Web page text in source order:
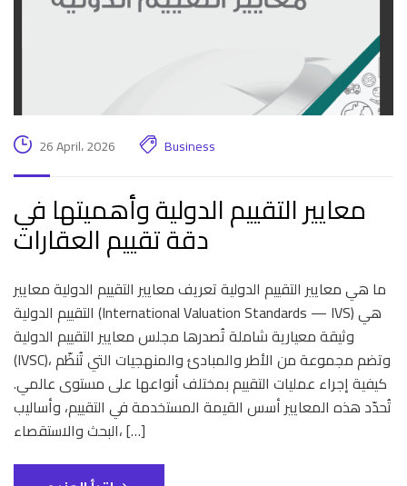
26 April، 2026 Business
معايير التقييم الدولية وأهميتها في
دقة تقييم العقارات
ما هي معايير التقييم الدولية تعريف معايير التقييم الدولية معايير
التقييم الدولية (International Valuation Standards — IVS) هي
وثيقة معيارية شاملة تُصدرها مجلس معايير التقييم الدولية
(IVSC)، وتضم مجموعة من الأطر والمبادئ والمنهجيات التي تُنظّم
كيفية إجراء عمليات التقييم بمختلف أنواعها على مستوى عالمي.
تُحدّد هذه المعايير أسس القيمة المستخدمة في التقييم، وأساليب
البحث والاستقصاء، […]